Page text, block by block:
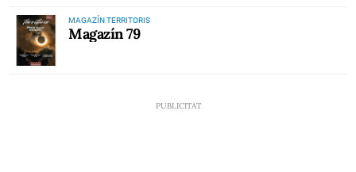
MAGAZÍN TERRITORIS
Magazín 79